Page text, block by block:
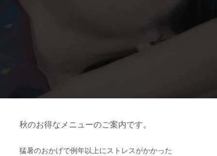
秋のお得なメニューのご案内です。
猛暑のおかげで例年以上にストレスがかかった